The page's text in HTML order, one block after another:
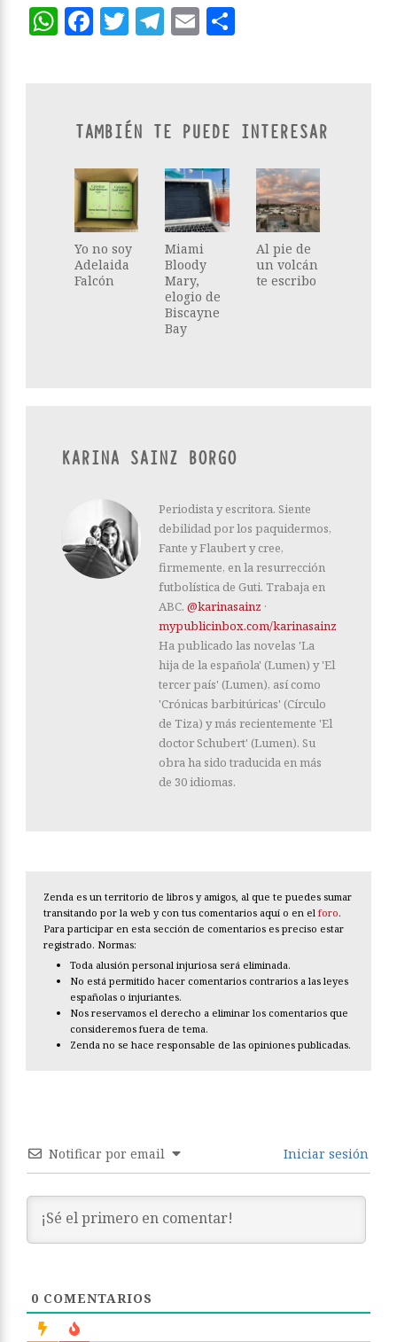
WhatsApp
Facebook
Twitter
Telegram
Email
TAMBIÉN TE PUEDE INTERESAR
Yo no soy
Adelaida
Falcón
Miami
Bloody
Mary,
elogio de
Biscayne
Bay
Al pie de
un volcán
te escribo
KARINA SAINZ BORGO
Periodista y escritora. Siente
debilidad por los paquidermos,
Fante y Flaubert y cree,
firmemente, en la resurrección
futbolística de Guti. Trabaja en
ABC. @karinasainz ·
mypublicinbox.com/karinasainz
Ha publicado las novelas 'La
hija de la española' (Lumen) y 'El
tercer país' (Lumen), así como
'Crónicas barbitúricas' (Círculo
de Tiza) y más recientemente 'El
doctor Schubert' (Lumen). Su
obra ha sido traducida en más
de 30 idiomas.
Zenda es un territorio de libros y amigos, al que te puedes sumar
transitando por la web y con tus comentarios aquí o en el foro.
Para participar en esta sección de comentarios es preciso estar
registrado. Normas:
Toda alusión personal injuriosa será eliminada.
No está permitido hacer comentarios contrarios a las leyes
españolas o injuriantes.
Nos reservamos el derecho a eliminar los comentarios que
consideremos fuera de tema.
Zenda no se hace responsable de las opiniones publicadas.
Notificar por email Iniciar sesión
0 COMENTARIOS